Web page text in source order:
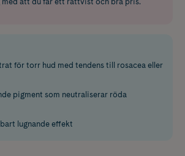
för torr hud med tendens till rosacea eller
pigment som neutraliserar röda
lugnande effekt